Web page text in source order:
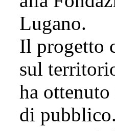
Lugano.
Il progetto
sul
ha
di